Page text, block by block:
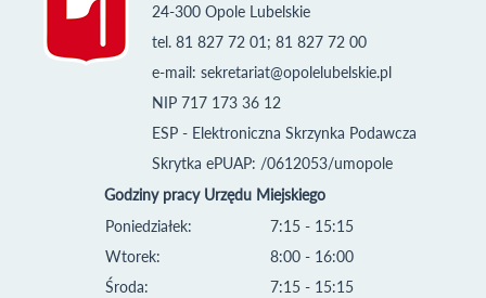
24-300 Opole Lubelskie
tel. 81 827 72 01; 81 827 72 00
e-mail: sekretariat@opolelubelskie.pl
NIP 717 173 36 12
ESP - Elektroniczna Skrzynka Podawcza
Skrytka ePUAP: /0612053/umopole
Godziny pracy Urzędu Miejskiego
Poniedziałek:
Wtorek:
Środa:
7:15 - 15:15
8:00 - 16:00
7:15 - 15:15